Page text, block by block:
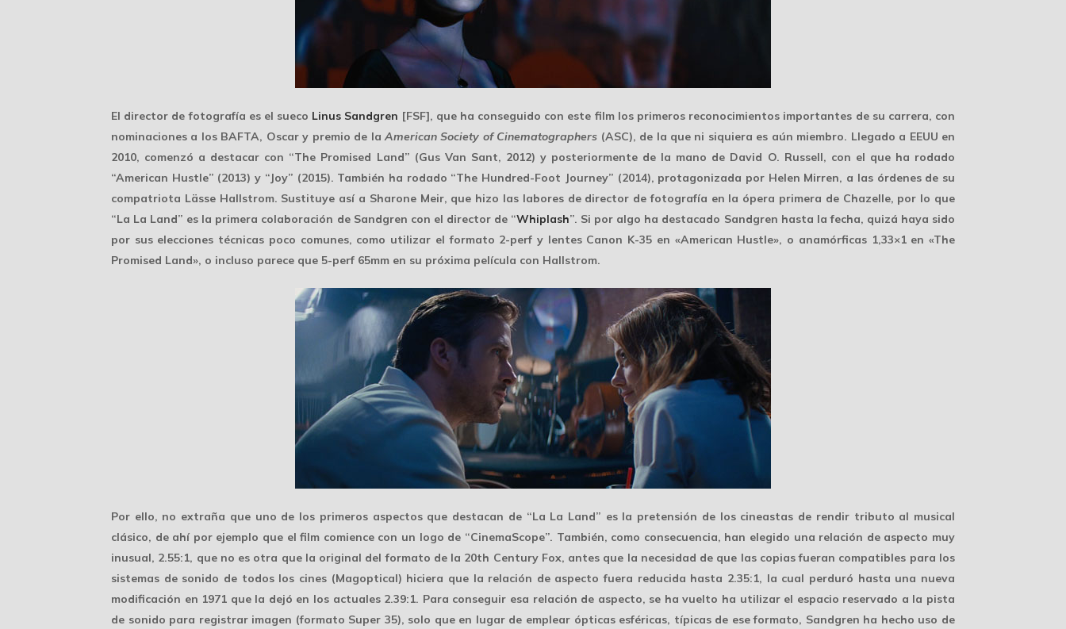
El director de fotografía es el sueco Linus Sandgren [FSF], que ha conseguido con este film los primeros reconocimientos importantes de su carrera, con
nominaciones a los BAFTA, Oscar y premio de laAmerican Society of Cinematographers (ASC), de la que ni siquiera es aún miembro. Llegado a EEUU en
2010, comenzó a destacar con “The Promised Land” (Gus Van Sant, 2012) y posteriormente de la mano de David O. Russell, con el que ha rodado
“American Hustle” (2013) y “Joy” (2015). También ha rodado “The Hundred-Foot Journey” (2014), protagonizada por Helen Mirren, a las órdenes de su
compatriota Lässe Hallstrom. Sustituye así a Sharone Meir, que hizo las labores de director de fotografía en la ópera primera de Chazelle, por lo que
“La La Land” es la primera colaboración de Sandgren con el director de “Whiplash”. Si por algo ha destacado Sandgren hasta la fecha, quizá haya sido
por sus elecciones técnicas poco comunes, como utilizar el formato 2-perf y lentes Canon K-35 en «American Hustle», o anamórficas 1,33×1 en «The
Promised Land», o incluso parece que 5-perf 65mm en su próxima película con Hallstrom.
Por ello, no extraña que uno de los primeros aspectos que destacan de “La La Land” es la pretensión de los cineastas de rendir tributo al musical
clásico, de ahí por ejemplo que el film comience con un logo de “CinemaScope”. También, como consecuencia, han elegido una relación de aspecto muy
inusual, 2.55:1, que no es otra que la original del formato de la 20th Century Fox, antes que la necesidad de que las copias fueran compatibles para los
sistemas de sonido de todos los cines (Magoptical) hiciera que la relación de aspecto fuera reducida hasta 2.35:1, la cual perduró hasta una nueva
modificación en 1971 que la dejó en los actuales 2.39:1. Para conseguir esa relación de aspecto, se ha vuelto ha utilizar el espacio reservado a la pista
de sonido para registrar imagen (formato Super 35), solo que en lugar de emplear ópticas esféricas, típicas de ese formato, Sandgren ha hecho uso de